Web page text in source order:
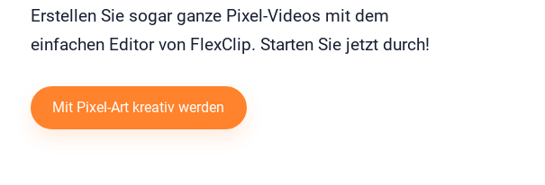
Erstellen Sie sogar ganze Pixel-Videos mit dem
einfachen Editor von FlexClip. Starten Sie jetzt durch!
Mit Pixel-Art kreativ werden